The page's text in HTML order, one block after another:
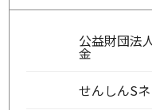
公益財団法
金
せんしんS